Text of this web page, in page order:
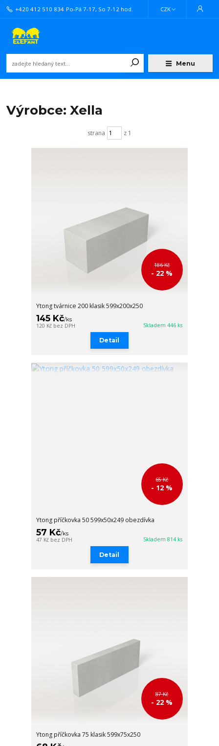
Menu
CZK
+420 412 510 834 Po-Pá 7-17, So 7-12 hod.
Výrobce: Xella
strana z 1
186 Kč
- 22 %
Ytong tvárnice 200 klasik 599x200x250
145 Kč/ks
120 Kč bez DPH Skladem 446 ks
Detail
65 Kč
- 12 %
Ytong příčkovka 50 599x50x249 obezdívka
57 Kč/ks
47 Kč bez DPH Skladem 814 ks
Detail
87 Kč
- 22 %
Ytong příčkovka 75 klasik 599x75x250